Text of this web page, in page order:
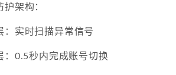
架构：
：实时扫描异常信号
：0.5秒内完成账号切换